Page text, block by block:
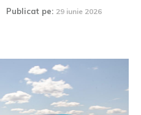
Publicat pe: 29 iunie 2026